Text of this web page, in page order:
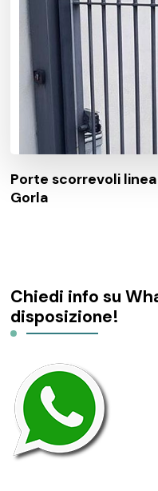
Porte scorrevoli
Gorla
Chiedi info su
disposizione!